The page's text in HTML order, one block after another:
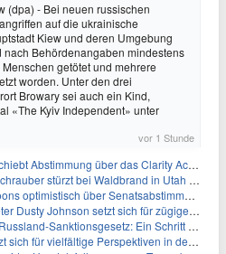
(dpa) - Bei neuen russischen
auf die ukrainische
Kiew und deren Umgebung
nach Behördenangaben mindestens
getötet und mehrere
worden. Unter den drei
Browary sei auch ein Kind,
«The Kyiv Independent» unter
vor 1 Stunde
über das Clarity Act: Auswirkungen auf Unternehmen und das Vertrauen der Investoren
stürzt bei Waldbrand in Utah ab
über Senatsabstimmungen angesichts von Finanzierungsbedenken
setzt sich für zügige Regierungsfinanzierung angesichts von Shutdown-Risiken ein
Sanktionsgesetz: Ein Schritt in Richtung Energieunabhängigkeit
Perspektiven in der Gesundheitspolitik beim CDC-Gedenkakt ein